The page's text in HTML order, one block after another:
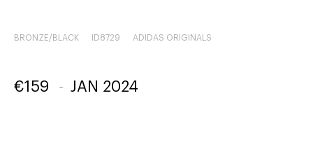
BRONZE/BLACK ID8729 ADIDAS ORIGINALS
€159 - JAN 2024